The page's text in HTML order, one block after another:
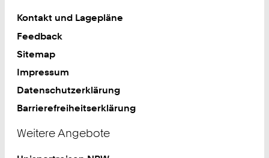
Kontakt und Lagepläne
Feedback
Sitemap
Impressum
Datenschutzerklärung
Barrierefreiheitserklärung
Weitere Angebote